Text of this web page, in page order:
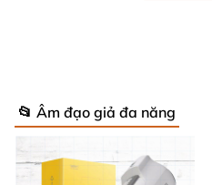
📂 Âm đạo giả đa năng